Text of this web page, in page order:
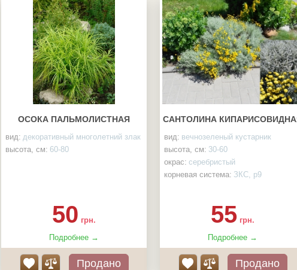
ОСОКА ПАЛЬМОЛИСТНАЯ
вид: декоративный многолетний злак
высота, см: 60-80
50 грн.
Подробнее →
Продано
САНТОЛИНА
вид: вечнозеленый кустарник
высота, см: 30-60
окрас: серебристый
корневая система: ЗКС, р9
55 грн.
Подробнее →
Продано